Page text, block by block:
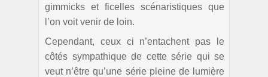
gimmicks et ficelles scénaristiques que
l’on voit venir de loin.
Cependant, ceux ci n’entachent pas le
côtés sympathique de cette série qui se
veut n’être qu’une série pleine de lumière